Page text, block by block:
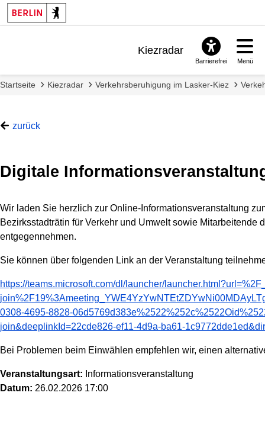
Kiezradar
FAQ & Support
Barrierefrei Menü
Startseite Kiezradar Verkehrsberuhigung im Lasker-Kiez
zurück
Digitale
Wir laden Sie herzlich zur Online-Informationsveranstaltung
Bezirksstadträtin für Verkehr und Umwelt sowie
entgegennehmen.
Sie können über folgenden Link an der Veranstaltung
https://teams.microsoft.com/dl/launcher/
0308-4695-8828-
join&deeplinkId=22cde826-ef11-4d9a-ba61-
Bei Problemen beim Einwählen empfehlen wir, einen
Veranstaltungsart: Informationsveranstaltung
Datum: 26.02.2026 17:00